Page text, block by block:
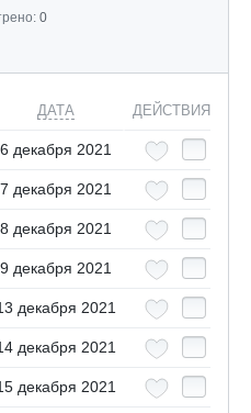
0
ДАТА ДЕЙСТВИЯ
6 декабря 2021
7 декабря 2021
8 декабря 2021
9 декабря 2021
декабря 2021
декабря 2021
декабря 2021